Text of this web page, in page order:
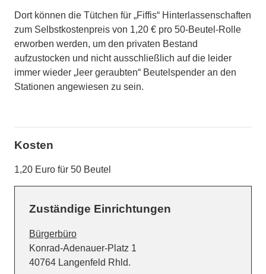
Dort können die Tütchen für „Fiffis“ Hinterlassenschaften
zum Selbstkostenpreis von 1,20 € pro 50-Beutel-Rolle
erworben werden, um den privaten Bestand
aufzustocken und nicht ausschließlich auf die leider
immer wieder „leer geraubten“ Beutelspender an den
Stationen angewiesen zu sein.
Kosten
1,20 Euro für 50 Beutel
Zuständige Einrichtungen
Bürgerbüro
Straße:
Konrad-Adenauer-Platz Hausnummer:
1
PLZ:
40764 Ort:
Langenfeld Rhld.